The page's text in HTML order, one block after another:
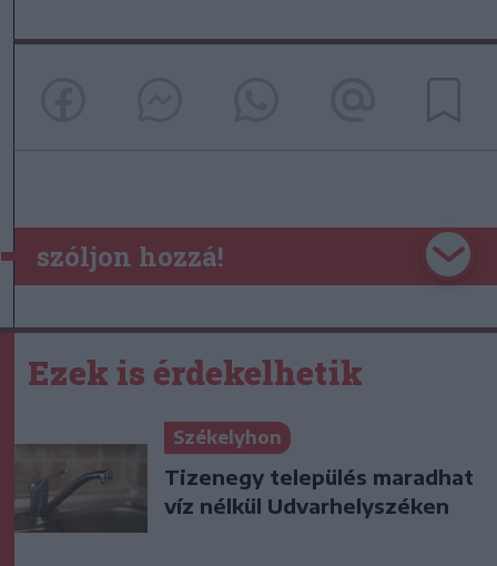
szóljon hozzá!
Ezek is érdekelhetik
Székelyhon
Tizenegy település maradhat
víz nélkül Udvarhelyszéken